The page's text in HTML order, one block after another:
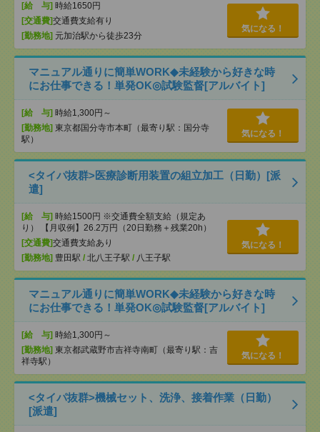
[給 与] 時給1650円
[交通費]交通費支給有り
[勤務地] 元加治駅から徒歩23分
気になる！
マニュアル通りに簡単WORK◆未経験から好きな時
にお仕事できる！単発OK◎試験監督[アルバイト]
[給 与] 時給1,300円～
[勤務地] 東京都国分寺市本町（最寄り駅：国分寺
駅）
気になる！
<タイパ抜群>医療診断用装置の組立加工（日勤）[派
遣]
[給 与] 時給1500円 ※交通費全額支給（規定あ
り） 【月収例】26.2万円（20日勤務＋残業20h）
[交通費]交通費支給あり
[勤務地] 豊田駅 / 北八王子駅 / 八王子駅
気になる！
マニュアル通りに簡単WORK◆未経験から好きな時
にお仕事できる！単発OK◎試験監督[アルバイト]
[給 与] 時給1,300円～
[勤務地] 東京都武蔵野市吉祥寺南町（最寄り駅：吉
祥寺駅）
気になる！
<タイパ抜群>機械セット、洗浄、接着作業（日勤）
[派遣]